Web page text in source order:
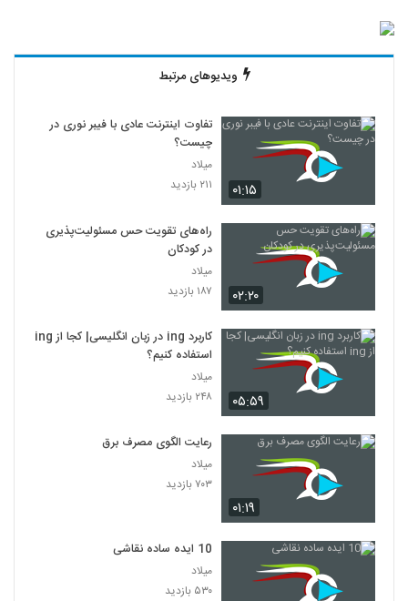
ویدیوهای مرتبط
۰۱:۱۵
تفاوت اینترنت عادی با فیبر نوری در
چیست؟
میلاد
۲۱۱ بازدید
۰۲:۲۰
راه‌های تقویت حس مسئولیت‌پذیری
در کودکان
میلاد
۱۸۷ بازدید
۰۵:۵۹
کاربرد ing در زبان انگلیسی| کجا از ing
استفاده کنیم؟
میلاد
۲۴۸ بازدید
۰۱:۱۹
رعایت الگوی مصرف برق
میلاد
۷۰۳ بازدید
10 ایده ساده نقاشی
میلاد
۵۳۰ بازدید